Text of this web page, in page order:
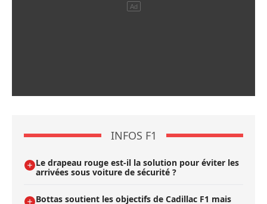
INFOS F1
Le drapeau rouge est-il la solution pour éviter les
arrivées sous voiture de sécurité ?
Bottas soutient les objectifs de Cadillac F1 mais